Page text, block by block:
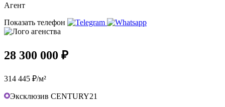
Агент
Показать телефон
28 300 000 ₽
314 445 ₽/м²
Эксклюзив CENTURY21